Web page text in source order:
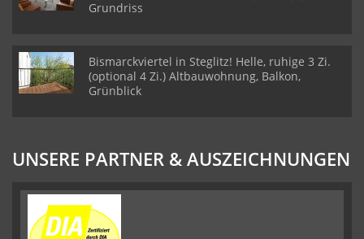
Grundriss
Bismarckviertel in Steglitz! Helle, ruhige 3 Zi.
(optional 4 Zi.) Altbauwohnung, Balkon,
Grünblick
UNSERE PARTNER & AUSZEICHNUNGEN